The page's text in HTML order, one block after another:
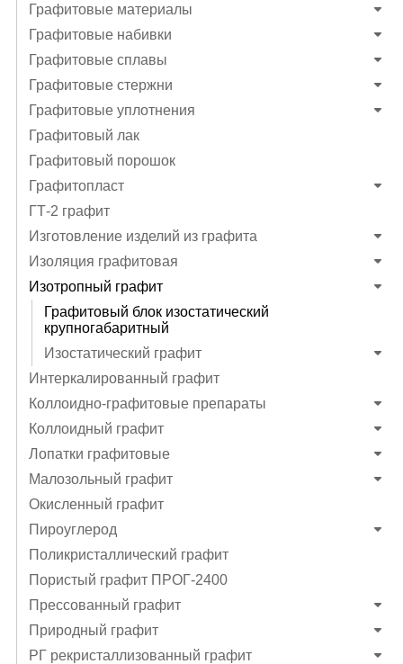
Графитовые материалы
Графитовые набивки
Графитовые сплавы
Графитовые стержни
Графитовые уплотнения
Графитовый лак
Графитовый порошок
Графитопласт
ГТ-2 графит
Изготовление изделий из графита
Изоляция графитовая
Изотропный графит
Графитовый блок изостатический
крупногабаритный
Изостатический графит
Интеркалированный графит
Коллоидно-графитовые препараты
Коллоидный графит
Лопатки графитовые
Малозольный графит
Окисленный графит
Пироуглерод
Поликристаллический графит
Пористый графит ПРОГ-2400
Прессованный графит
Природный графит
РГ рекристаллизованный графит